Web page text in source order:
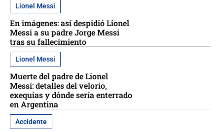
Lionel Messi
En imágenes: así despidió Lionel
Messi a su padre Jorge Messi
tras su fallecimiento
Lionel Messi
Muerte del padre de Lionel
Messi: detalles del velorio,
exequias y dónde sería enterrado
en Argentina
Accidente